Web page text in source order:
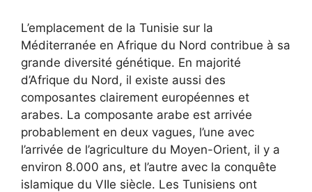
L’emplacement de la Tunisie sur la
Méditerranée en Afrique du Nord contribue à sa
grande diversité génétique. En majorité
d’Afrique du Nord, il existe aussi des
composantes clairement européennes et
arabes. La composante arabe est arrivée
probablement en deux vagues, l’une avec
l’arrivée de l’agriculture du Moyen-Orient, il y a
environ 8.000 ans, et l’autre avec la conquête
islamique du VIIe siècle. Les Tunisiens ont